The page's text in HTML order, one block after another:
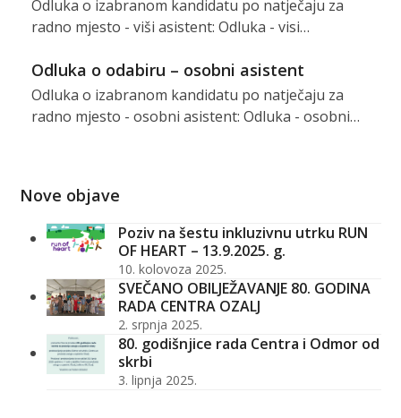
Odluka o izabranom kandidatu po natječaju za
radno mjesto - viši asistent: Odluka - visi…
Odluka o odabiru – osobni asistent
Odluka o izabranom kandidatu po natječaju za
radno mjesto - osobni asistent: Odluka - osobni…
Nove objave
Poziv na šestu inkluzivnu utrku RUN
OF HEART – 13.9.2025. g.
10. kolovoza 2025.
SVEČANO OBILJEŽAVANJE 80. GODINA
RADA CENTRA OZALJ
2. srpnja 2025.
80. godišnjice rada Centra i Odmor od
skrbi
3. lipnja 2025.